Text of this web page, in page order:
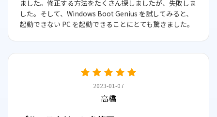
ました。修正する方法をたくさん探しましたが、失敗しま
した。そして、Windows Boot Genius を試してみると、
起動できない PC を起動できることにとても驚きました。
2023-01-07
高橋